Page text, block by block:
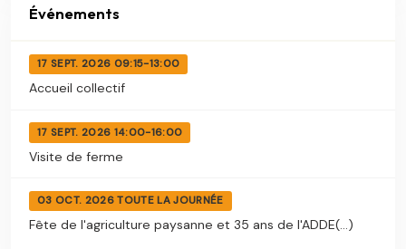
Événements
17 SEPT. 2026 09:15-13:00
Accueil collectif
17 SEPT. 2026 14:00-16:00
Visite de ferme
03 OCT. 2026 TOUTE LA JOURNÉE
Fête de l'agriculture paysanne et 35 ans de l'ADDE(...)